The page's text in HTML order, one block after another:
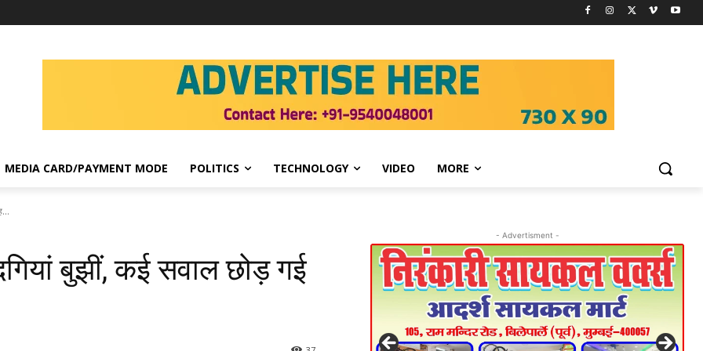
MEDIA CARD/PAYMENT MODE POLITICS TECHNOLOGY VIDEO MORE
बुझीं, कई सवाल छोड़ गई
- Advertisment -